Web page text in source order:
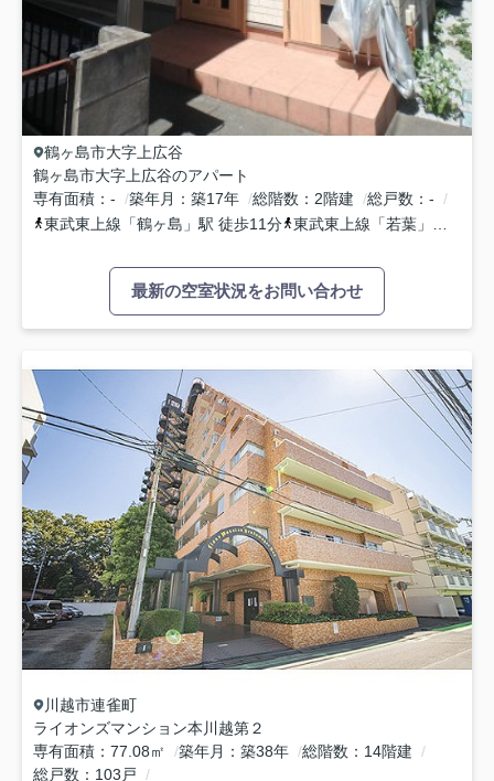
鶴ヶ島市大字上広谷
鶴ヶ島市大字上広谷のアパート
専有面積
- 築年月 築17年 総階数 2階建 総戸数
-
東武東上線 「鶴ヶ島 」駅 徒歩11分 東武東上線 「若葉 」駅 徒歩17分
最新の空室状況をお問い合わせ
川越市連雀町
ライオンズマンション本川越第２
専有面積
77.08㎡ 築年月 築38年 総階数
14階建
総戸数
103戸